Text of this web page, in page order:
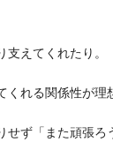
えてくれたり。
くれる関係性が理
せず「また頑張ろ